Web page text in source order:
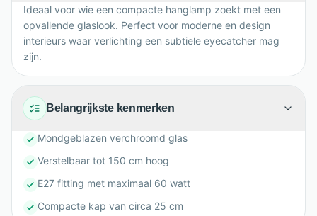
Ideaal voor wie een compacte hanglamp zoekt met een
opvallende glaslook. Perfect voor moderne en design
interieurs waar verlichting een subtiele eyecatcher mag
zijn.
Belangrijkste kenmerken
Mondgeblazen verchroomd glas
Verstelbaar tot 150 cm hoog
E27 fitting met maximaal 60 watt
Compacte kap van circa 25 cm